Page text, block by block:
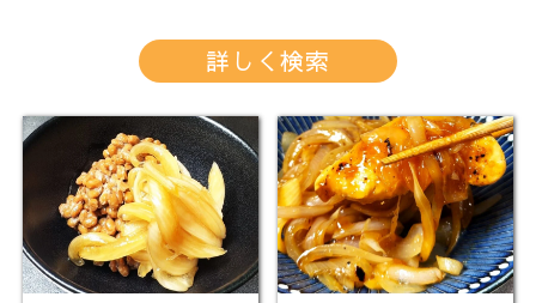
詳しく検索
米粉
作りやすさ
が多いほど超簡単♪